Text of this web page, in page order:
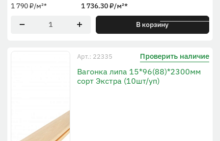
1 790₽/м²* 1 736.30₽/м²*
* По рабочей ширине
В корзину
Арт.: 22335 Проверить наличие
Вагонка липа 15*96(88)*2300мм
сорт Экстра (10шт/уп)